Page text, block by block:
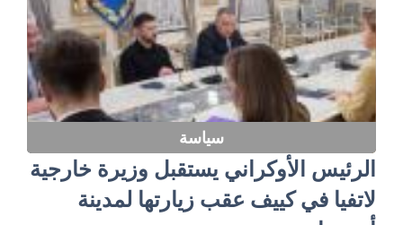
سياسة
الرئيس الأوكراني يستقبل وزيرة خارجية
لاتفيا في كييف عقب زيارتها لمدينة